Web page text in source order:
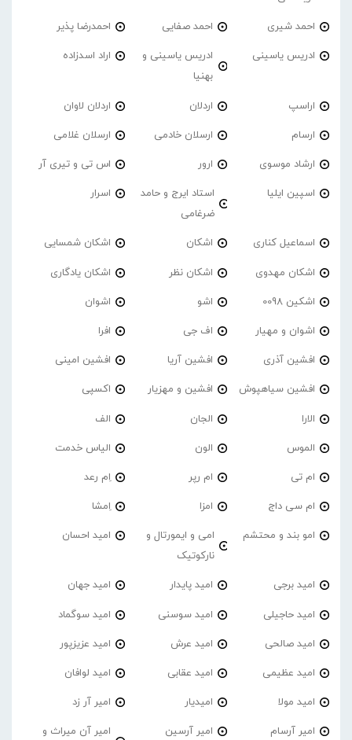
احمد شیری احمد صفایی احمدرضا پذیر
ادریس یاسینی
ادریس یاسینی و
بهنیا
اراد اسدزاده
اراسپ اردلان اردلان لاوان
ارسام ارسلان خادمی ارسلان غلامی
ارشاد موسوی ارور اس تی و تیری آر
اسپین ایلیا
استاد ایرج و حامد
ضرغامی
اسرار
اسماعیل کناری اشکان اشکان شمسایی
اشکان مهدوی اشکان نظر اشکان یادگاری
اشکین 0098 اشو اشوان
اشوان و مهیار اف جی افرا
افشین آذری افشین آریا افشین امینی
افشین سیاهپوش افشین و مهزیار اکسپی
الارا الجان الف
الموس الون الیاس خدمت
ام تی ام رپر اِم رعد
ام سی داج امزا اِمشا
امو بند و محتشم
امی و ایمورتال و
نارکوتیک
امید احسان
امید برجی امید پایدار امید جهان
امید حاجیلی امید سوسنی امید سوگماد
امید صالحی امید عرش امید عزیزپور
امید عظیمی امید عقابی امید لوافان
امید مولا امیدیار امیر آر زد
امیر آرسام امیر آرسین
امیر آن میراث و